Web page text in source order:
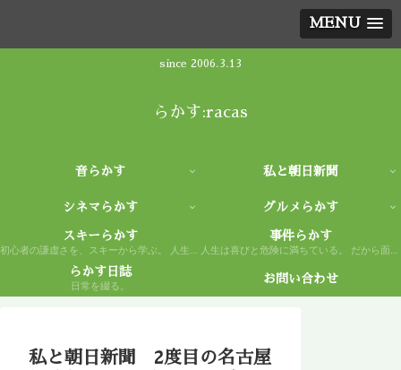
MENU
since 2006.3.13
らかす:racas
音らかす 私と朝日新聞
シネマらかす グルメらかす
スキーらかす
初心者の謙虚さを、スキーから学ぶ。 人生もまた然り。
事件らかす
人生は喜びと危険に満ちている。 だから面白い。
らかす日誌
日常を綴る。
お問い合わせ
私と朝日新聞 2度目の名古屋